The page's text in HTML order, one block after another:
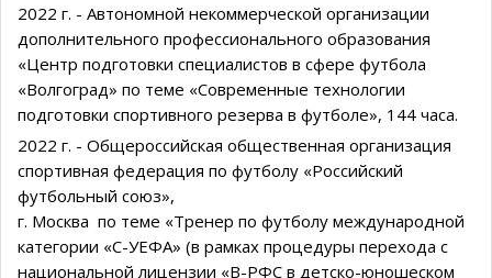
2022 г. - Автономной некоммерческой организации
дополнительного профессионального образования
«Центр подготовки специалистов в сфере футбола
«Волгоград» по теме «Современные технологии
подготовки спортивного резерва в футболе», 144 часа.
2022 г. - Общероссийская общественная организация
спортивная федерация по футболу «Российский
футбольный союз»,
г. Москва по теме «Тренер по футболу международной
категории «С-УЕФА» (в рамках процедуры перехода с
национальной лицензии «В-РФС в детско-юношеском